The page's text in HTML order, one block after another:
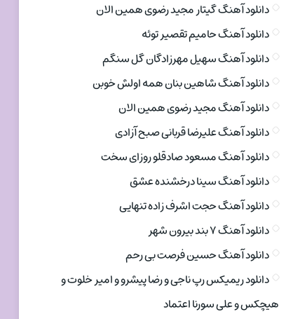
دانلود آهنگ گیتار مجید رضوی همین الان
دانلود آهنگ حامیم تقصیر توئه
دانلود آهنگ سهیل مهرزادگان گل سنگم
دانلود آهنگ شاهین بنان همه اولش خوبن
دانلود آهنگ مجید رضوی همین الان
دانلود آهنگ علیرضا قربانی صبح آزادی
دانلود آهنگ مسعود صادقلو روزای سخت
دانلود آهنگ سینا درخشنده عشق
دانلود آهنگ حجت اشرف زاده تنهایی
دانلود آهنگ ۷ بند بیرون شهر
دانلود آهنگ حسین فرصت بی رحم
دانلود ریمیکس رپ ناجی و رضا پیشرو و امیر خلوت و
هیچکس و علی سورنا اعتماد